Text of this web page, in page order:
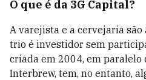
O que é da 3G Capital?
A varejista e a cervejaria são
trio é investidor sem
criada em 2004, em paralelo
Interbrew, tem, no entanto,